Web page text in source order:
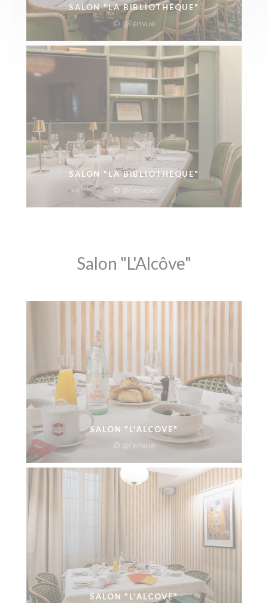
SALON "LA BIBLIOTHÈQUE"
© @l'envue
SALON "LA BIBLIOTHÈQUE"
© @l'envue
Salon "L'Alcôve"
SALON "L'ALCOVE"
© @l'envue
SALON "L'ALCOVE"